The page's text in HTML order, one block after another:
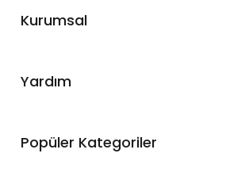
WhatsApp Destek
Kurumsal
Hakkımızda
Blog
Yardım
Hesabım
Popüler Kategoriler